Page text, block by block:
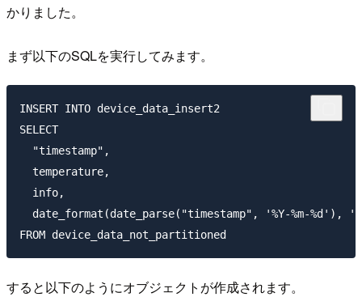
かりました。
まず以下のSQLを実行してみます。
INSERT INTO device_data_insert2
SELECT
  "timestamp",
  temperature,
  info,
date_format(date_parse("timestamp", '%Y-%m-%d'),
すると以下のようにオブジェクトが作成されます。